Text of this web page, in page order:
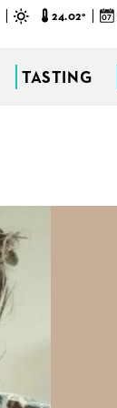
24.02° 07
TASTING